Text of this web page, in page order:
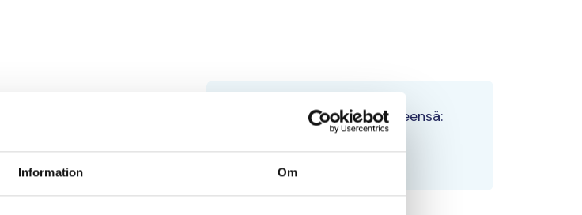
Information Om
Tiimin lahjoitukset yhteensä: